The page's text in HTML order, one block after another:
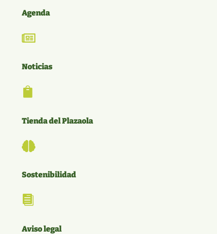
Agenda

Noticias

Tienda del Plazaola

Sostenibilidad

Aviso legal